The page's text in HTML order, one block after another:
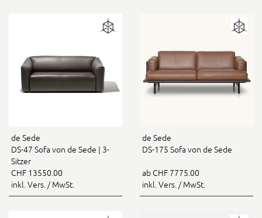
de Sede
DS-47 Sofa von de Sede | 3-
Sitzer
CHF 13550.00
inkl. Vers. / MwSt.
de Sede
DS-175 Sofa von de Sede
ab CHF 7775.00
inkl. Vers. / MwSt.